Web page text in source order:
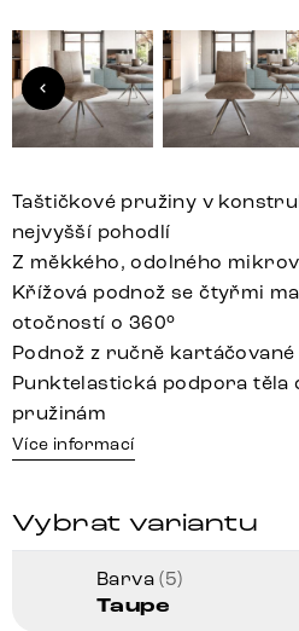
Taštičkové pružiny v
nejvyšší pohodlí
Z měkkého, odolného
Křížová podnož se čtyřmi
otočností o 360°
Podnož z ručně
Punktelastická podpora těla
pružinám
Více informací
Vybrat variantu
Barva(5)
Taupe